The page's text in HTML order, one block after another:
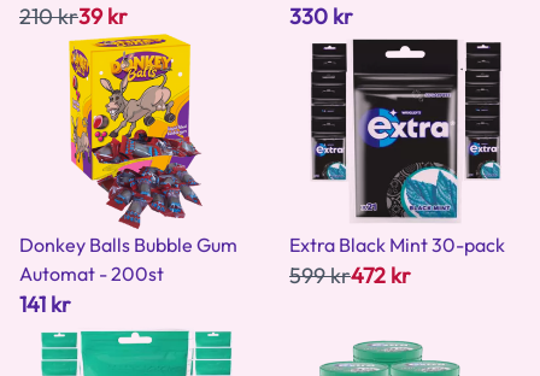
210 kr39 kr 330 kr
Donkey Balls Bubble Gum
Automat - 200st
141 kr
Extra Black Mint 30-pack
599 kr472 kr